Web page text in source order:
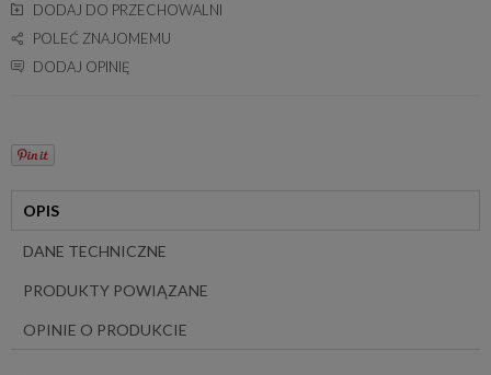
DODAJ DO PRZECHOWALNI
POLEĆ ZNAJOMEMU
DODAJ OPINIĘ
OPIS
DANE TECHNICZNE
PRODUKTY POWIĄZANE
OPINIE O PRODUKCIE